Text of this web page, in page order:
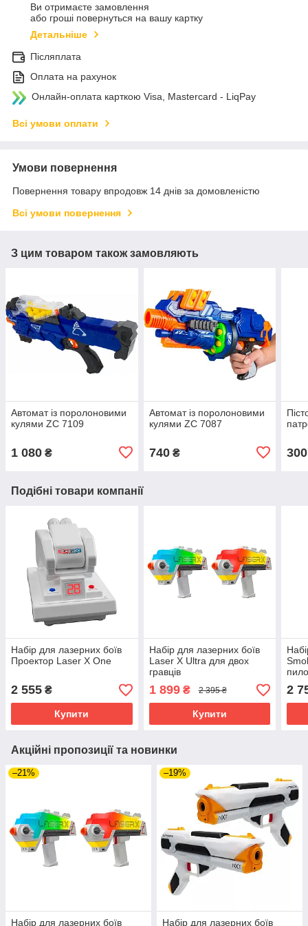
Ви отримаєте замовлення
або гроші повернуться на вашу картку
Детальніше
Післяплата
Оплата на рахунок
Онлайн-оплата карткою Visa, Mastercard - LiqPay
Всі умови оплати
Умови повернення
Повернення товару впродовж 14 днів за домовленістю
Всі умови повернення
З цим товаром також замовляють
Автомат із поролоновими
кулями ZC 7109
1 080 ₴
Автомат із поролоновими
кулями ZC 7087
740₴ 300
Подібні товари компанії
Набір для лазерних боїв
Проектор Laser X One
2 555 ₴
Купити
Набір для лазерних боїв
Laser X Ultra для двох
гравців
1 899₴ 2 395 ₴
Купити
2
Акційні пропозиції та новинки
–21%
Набір для лазерних боїв
–19%
Набір для лазерних боїв